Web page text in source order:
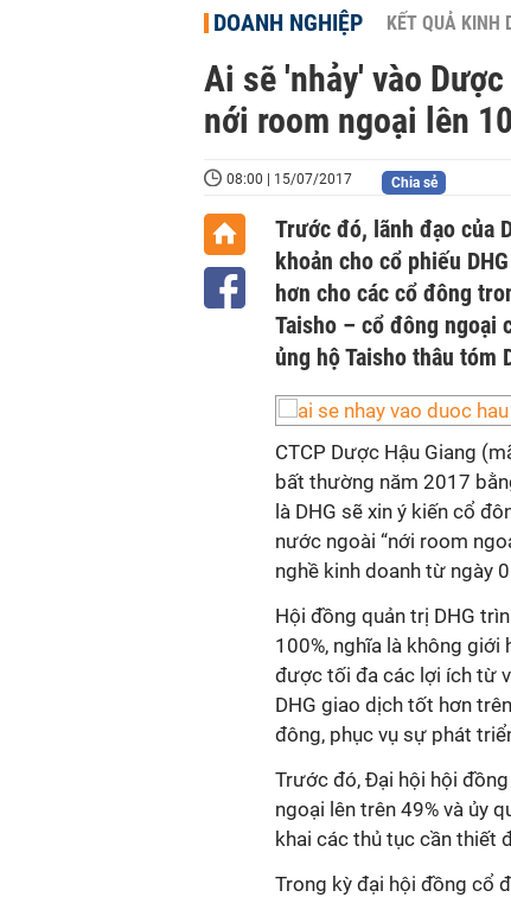
DOANH NGHIỆP KẾT QUẢ KINH
Ai sẽ 'nhảy' vào
nới room ngoại lên
08:00 | 15/07/2017 Chia sẻ
Trước đó, lãnh đạo của
khoản cho cổ phiếu
hơn cho các cổ đông
Taisho – cổ đông ngoại
ủng hộ Taisho thâu tóm
CTCP Dược Hậu Giang
bất thường năm 2017
là DHG sẽ xin ý kiến cổ
nước ngoài “nới room
nghề kinh doanh từ ngày
Hội đồng quản trị DHG
100%, nghĩa là không
được tối đa các lợi ích từ
DHG giao dịch tốt hơn
đông, phục vụ sự phát
Trước đó, Đại hội hội
ngoại lên trên 49% và ủy
khai các thủ tục cần thiết
Trong kỳ đại hội đồng cổ